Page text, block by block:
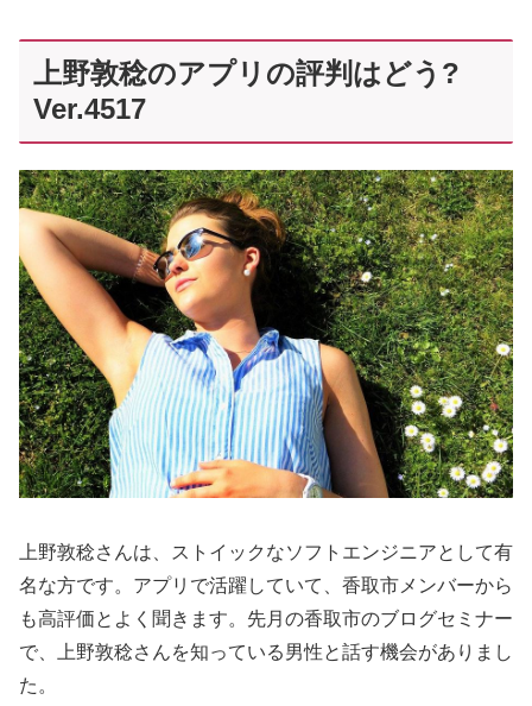
上野敦稔のアプリの評判はどう?
Ver.4517
上野敦稔さんは、ストイックなソフトエンジニアとして有
名な方です。アプリで活躍していて、香取市メンバーから
も高評価とよく聞きます。先月の香取市のブログセミナー
で、上野敦稔さんを知っている男性と話す機会がありまし
た。